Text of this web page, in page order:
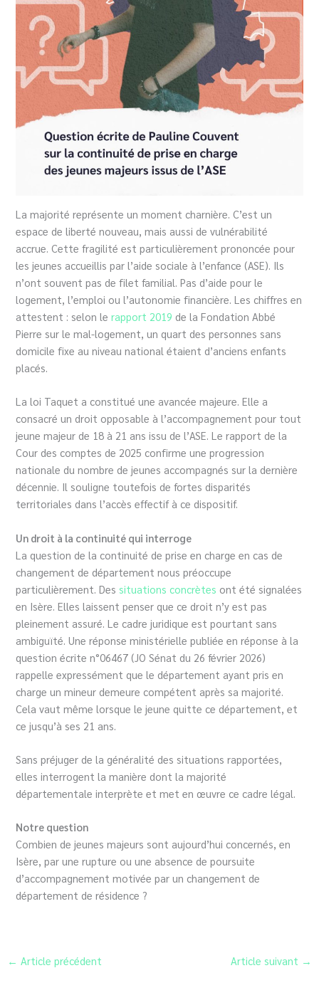
La majorité représente un moment charnière. C’est un
espace de liberté nouveau, mais aussi de vulnérabilité
accrue. Cette fragilité est particulièrement prononcée pour
les jeunes accueillis par l’aide sociale à l’enfance (ASE). Ils
n’ont souvent pas de filet familial. Pas d’aide pour le
logement, l’emploi ou l’autonomie financière. Les chiffres en
attestent : selon lerapport 2019 de la Fondation Abbé
Pierre sur le mal-logement, un quart des personnes sans
domicile fixe au niveau national étaient d’anciens enfants
placés.
La loi Taquet a constitué une avancée majeure. Elle a
consacré un droit opposable à l’accompagnement pour tout
jeune majeur de 18 à 21 ans issu de l’ASE. Le rapport de la
Cour des comptes de 2025 confirme une progression
nationale du nombre de jeunes accompagnés sur la dernière
décennie. Il souligne toutefois de fortes disparités
territoriales dans l’accès effectif à ce dispositif.
Un droit à la continuité qui interroge
La question de la continuité de prise en charge en cas de
changement de département nous préoccupe
particulièrement. Des situations concrètes ont été signalées
en Isère. Elles laissent penser que ce droit n’y est pas
pleinement assuré. Le cadre juridique est pourtant sans
ambiguïté. Une réponse ministérielle publiée en réponse à la
question écrite n°06467 (JO Sénat du 26 février 2026)
rappelle expressément que le département ayant pris en
charge un mineur demeure compétent après sa majorité.
Cela vaut même lorsque le jeune quitte ce département, et
ce jusqu’à ses 21 ans.
Sans préjuger de la généralité des situations rapportées,
elles interrogent la manière dont la majorité
départementale interprète et met en œuvre ce cadre légal.
Notre question
Combien de jeunes majeurs sont aujourd’hui concernés, en
Isère, par une rupture ou une absence de poursuite
d’accompagnement motivée par un changement de
département de résidence ?
← Article précédent Article suivant →